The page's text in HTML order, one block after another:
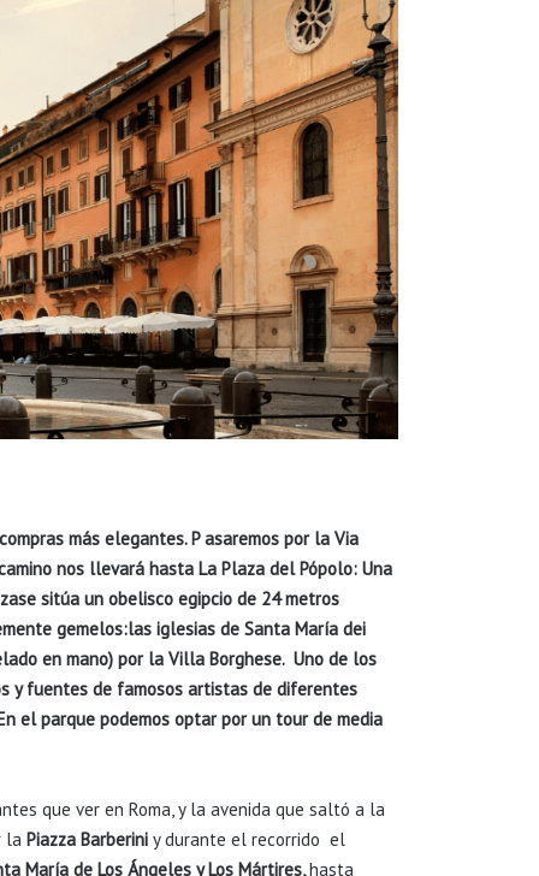
más elegantes. P asaremos por la Via
nos llevará hasta La Plaza del Pópolo: Una
se sitúa un obelisco egipcio de 24 metros
gemelos:las iglesias de Santa María dei
en mano) por la Villa Borghese. Uno de los
y fuentes de famosos artistas de diferentes
el parque podemos optar por un tour de media
que ver en Roma, y la avenida que saltó a la
la Piazza Barberini y durante el recorrido el
María de Los Ángeles y Los Mártires,hasta